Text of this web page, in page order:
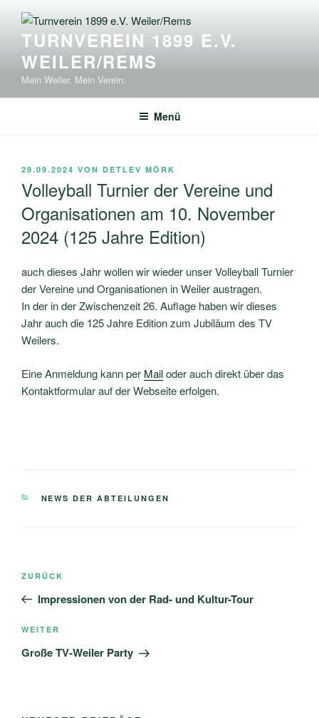
Inhalt
springenTURNVEREIN 1899 E.V.
WEILER/REMS
Mein Weiler. Mein Verein.
Menü
VERÖFFENTLICHT
29.09.2024 VON DETLEV MÖRK
Volleyball Turnier der Vereine und
Organisationen am 10. November
2024 (125 Jahre Edition)
auch dieses Jahr wollen wir wieder unser Volleyball Turnier
der Vereine und Organisationen in Weiler austragen.
In der in der Zwischenzeit 26. Auflage haben wir dieses
Jahr auch die 125 Jahre Edition zum Jubiläum des TV
Weilers.
Eine Anmeldung kann per Mailoder auch direkt über das
Kontaktformular auf der Webseite erfolgen.
KATEGORIEN
NEWS DER ABTEILUNGEN
Beitragsnavigation
Vorheriger
Beitrag
ZURÜCK
Impressionen von der Rad- und Kultur-Tour
Nächster
Beitrag
WEITER
Große TV-Weiler Party